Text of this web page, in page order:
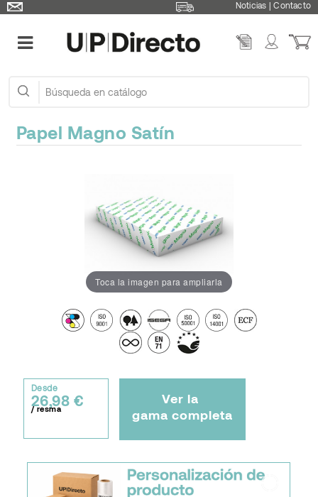
Noticias |Contacto
Papel Magno Satín
Toca la imagen para ampliarla
Desde
26,98 €
/ resma
Ver la
gama completa